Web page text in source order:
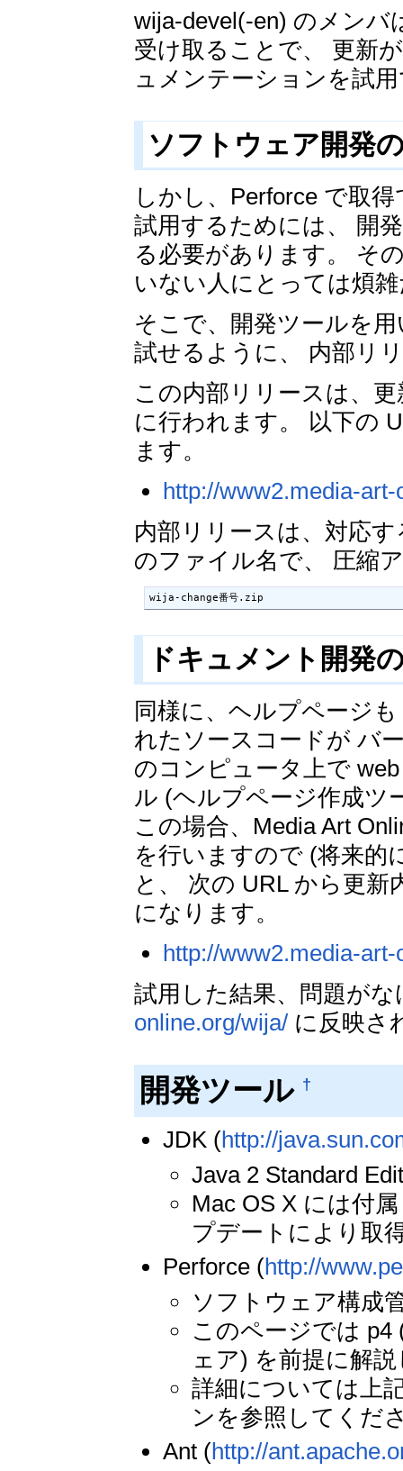
wija-devel(-en) のメンバ
受け取ることで、 更新
ュメンテーションを試
ソフトウェア開発
しかし、Perforce で取
試用するためには、 開
る必要があります。 そ
いない人にとっては煩
そこで、開発ツールを
試せるように、 内部リ
この内部リリースは、
に行われます。 以下の
ます。
http://www2.media-
内部リリースは、対応
のファイル名で、 圧縮
wija-change番号.zip
ドキュメント開発
同様に、ヘルプページ
れたソースコードが バ
のコンピュータ上で
ル (ヘルプページ作成ツ
この場合、Media Art
を行いますので (将来的
と、 次の URL から更
になります。
http://www2.media-
試用した結果、問題が
online.org/wija/ に反映さ
開発ツール †
JDK (http://
Java 2 Standard
Mac OS X には付
プデートにより取
Perforce (http://
ソフトウェア構成
このページでは
ェア) を前提に解
詳細については上
ンを参照してくだ
Ant (http://